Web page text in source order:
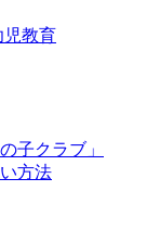
児教育
子クラブ」
方法